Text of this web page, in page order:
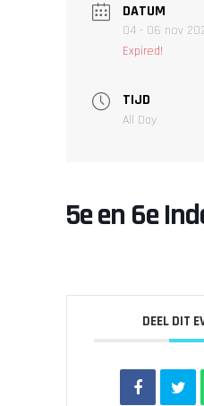
DATUM
04 - 06 nov
Expired!
TIJD
All Day
5e en 6e
DEEL DIT